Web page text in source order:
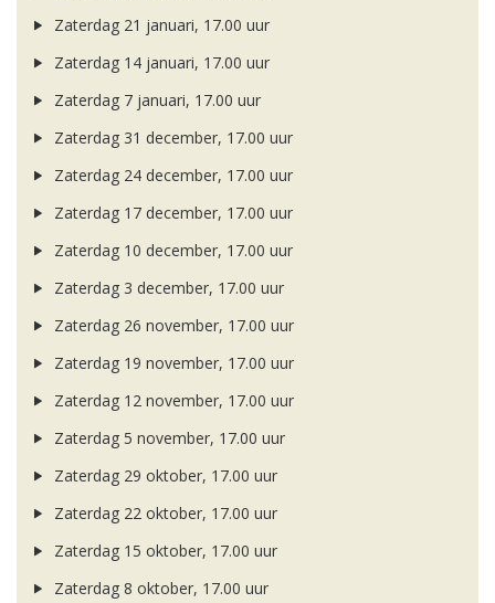
Zaterdag 21 januari, 17.00 uur
Zaterdag 14 januari, 17.00 uur
Zaterdag 7 januari, 17.00 uur
Zaterdag 31 december, 17.00 uur
Zaterdag 24 december, 17.00 uur
Zaterdag 17 december, 17.00 uur
Zaterdag 10 december, 17.00 uur
Zaterdag 3 december, 17.00 uur
Zaterdag 26 november, 17.00 uur
Zaterdag 19 november, 17.00 uur
Zaterdag 12 november, 17.00 uur
Zaterdag 5 november, 17.00 uur
Zaterdag 29 oktober, 17.00 uur
Zaterdag 22 oktober, 17.00 uur
Zaterdag 15 oktober, 17.00 uur
Zaterdag 8 oktober, 17.00 uur